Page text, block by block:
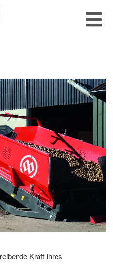
Kraft Ihres